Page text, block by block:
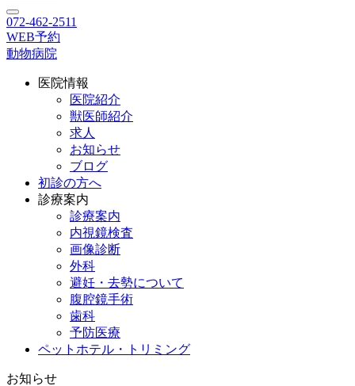
072-462-2511
WEB予約
動物病院
医院情報
医院紹介
獣医師紹介
求人
お知らせ
ブログ
初診の方へ
診療案内
診療案内
内視鏡検査
画像診断
外科
避妊・去勢について
腹腔鏡手術
歯科
予防医療
ペットホテル・トリミング
お知らせ